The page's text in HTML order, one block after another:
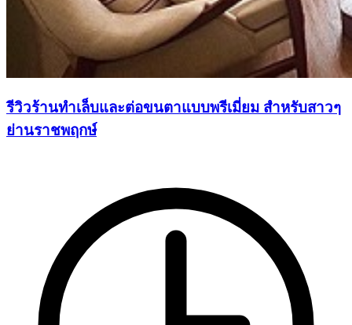
รีวิวร้านทำเล็บและต่อขนตาแบบพรีเมี่ยม สำหรับสาวๆ
ย่านราชพฤกษ์